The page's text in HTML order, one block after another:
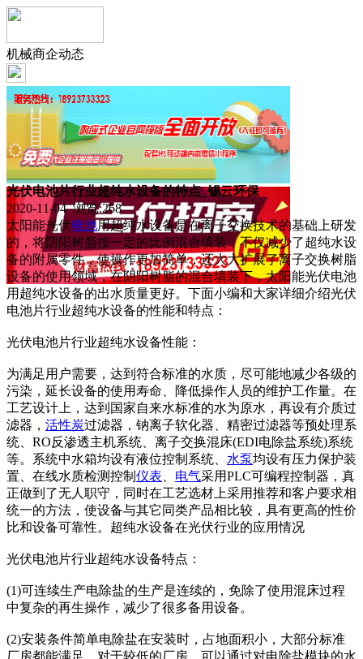
机械商企动态
光伏电池片行业超纯水设备的特点_锡云环保
2020-11-04 浏览:268
太阳能光伏电池用超纯水设备是在离子交换技术的基础上研发
的，将阴阳树脂按一定的比例混合填装，不仅减少了超纯水设
备的附属零件，使操作更加简单，还大大扩展了离子交换树脂
设备的使用领域，在阴阳树脂的混合填装下，太阳能光伏电池
用超纯水设备的出水质量更好。下面小编和大家详细介绍光伏
电池片行业超纯水设备的性能和特点：
光伏电池片行业超纯水设备性能：
为满足用户需要，达到符合标准的水质，尽可能地减少各级的
污染，延长设备的使用寿命、降低操作人员的维护工作量。在
工艺设计上，达到国家自来水标准的水为原水，再设有介质过
滤器， 活性炭过滤器，钠离子软化器、精密过滤器等预处理系
统、RO反渗透主机系统、离子交换混床(EDI电除盐系统)系统
等。系统中水箱均设有液位控制系统、 水泵均设有压力保护装
置、在线水质检测控制 仪表 电气采用PLC可编程控制器，真
正做到了无人职守，同时在工艺选材上采用推荐和客户要求相
统一的方法，使设备与其它同类产品相比较，具有更高的性价
比和设备可靠性。超纯水设备在光伏行业的应用情况
光伏电池片行业超纯水设备特点：
(1)可连续生产电除盐的生产是连续的，免除了使用混床过程
中复杂的再生操作，减少了很多备用设备。
(2)安装条件简单电除盐在安装时，占地面积小，大部分标准
厂房都能满足，对于较低的厂房，可以通过对电除盐模块的水